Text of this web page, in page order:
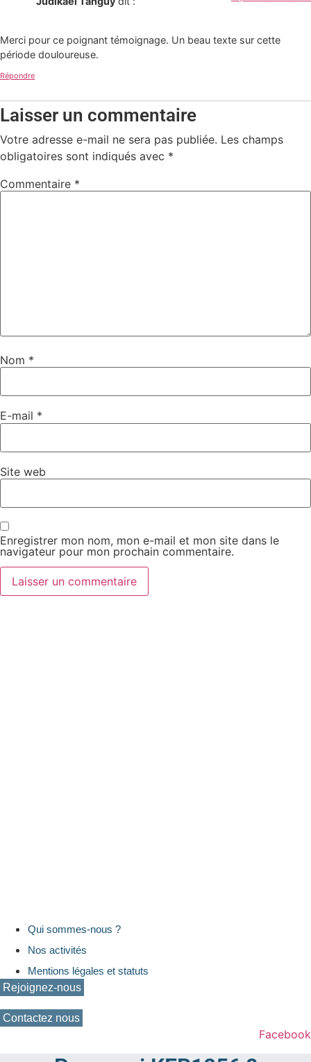
Merci pour ce poignant témoignage. Un beau texte sur cette
période douloureuse.
Répondre
Laisser un commentaire
Votre adresse e-mail ne sera pas publiée. Les champs
obligatoires sont indiqués avec *
Commentaire *
Nom *
E-mail *
Site web
Enregistrer mon nom, mon e-mail et mon site dans le
navigateur pour mon prochain commentaire.
Qui sommes-nous ?
Nos activités
Mentions légales et statuts
Rejoignez-nous
Contactez nous
Facebook